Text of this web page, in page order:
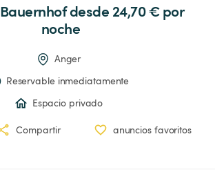
Bauernhof desde 24,70 € por
noche
Anger
Reservable inmediatamente
Espacio privado
Compartir anuncios favoritos